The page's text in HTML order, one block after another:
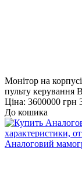
Монітор на
пульту керування
Ціна: 3600000 грн
До кошика
Аналоговий